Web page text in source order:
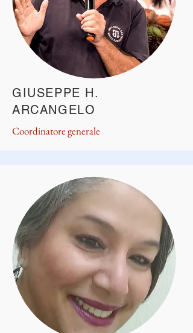
GIUSEPPE H.
ARCANGELO
Coordinatore generale